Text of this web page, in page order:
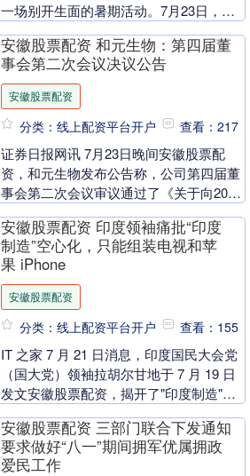
一场别开生面的暑期活动。7月23日，他
共筑成长”....
安徽股票配资 和元生物：第四届董
事会第二次会议决议公告
安徽股票配资
分类：线上配资平台开户 查看：217
证券日报网讯 7月23日晚间安徽股票配
资，和元生物发布公告称，公司第四届董
事会第二次会议审议通过了《关于向2025
限制性股票....
安徽股票配资 印度领袖痛批“印度
制造”空心化，只能组装电视和苹
果 iPhone
安徽股票配资
分类：线上配资平台开户 查看：155
IT 之家 7 月 21 日消息，印度国民大会党
（国大党）领袖拉胡尔甘地于 7 月 19 日
发文安徽股票配资，揭开了"印度制造"的
安徽股票配资 三部门联合下发通知
要求做好“八一”期间拥军优属拥政
爱民工作